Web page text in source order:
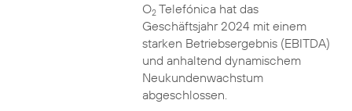
O2Telefónica hat das
Geschäftsjahr 2024 mit einem
starken Betriebsergebnis (EBITDA)
und anhaltend dynamischem
Neukundenwachstum
abgeschlossen.